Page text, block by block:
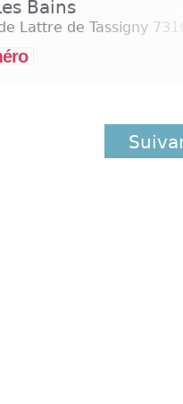
Bains
Lattre de Tassigny